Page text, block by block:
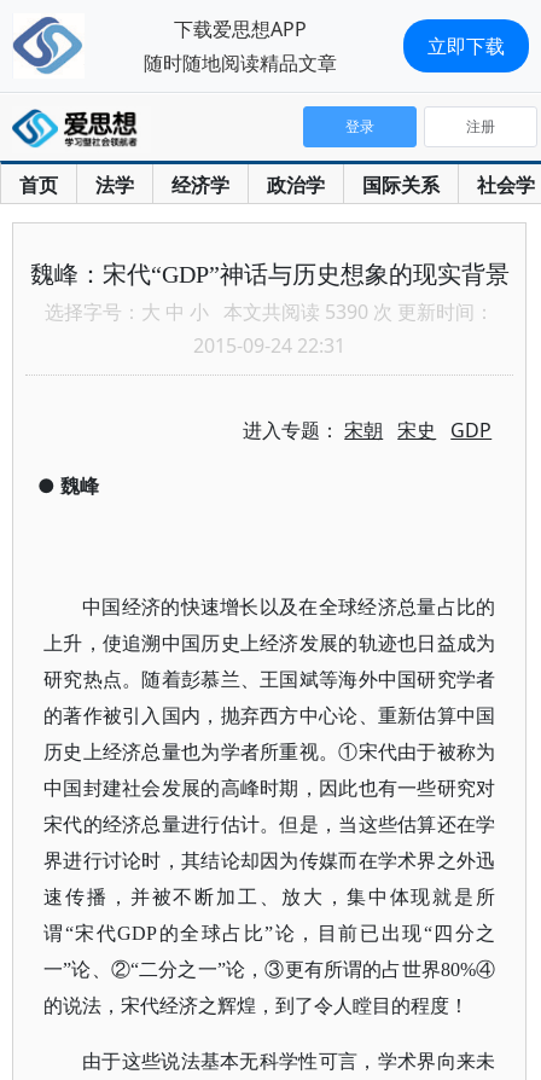
首页 法学 经济学 政治学 国际关系 社会学
登录 注册
魏峰：宋代“GDP”神话与历史想象的现实背景
选择字号： 大 中 小 本文共阅读 5390 次 更新时间：
2015-09-24 22:31
进入专题：宋朝 宋史 GDP
● 魏峰
中国经济的快速增长以及在全球经济总量占比的
上升，使追溯中国历史上经济发展的轨迹也日益成为
研究热点。随着彭慕兰、王国斌等海外中国研究学者
的著作被引入国内，抛弃西方中心论、重新估算中国
历史上经济总量也为学者所重视。①宋代由于被称为
中国封建社会发展的高峰时期，因此也有一些研究对
宋代的经济总量进行估计。但是，当这些估算还在学
界进行讨论时，其结论却因为传媒而在学术界之外迅
速传播，并被不断加工、放大，集中体现就是所
谓“宋代GDP的全球占比”论，目前已出现“四分之
一”论、②“二分之一”论，③更有所谓的占世界80%④
的说法，宋代经济之辉煌，到了令人瞠目的程度！
由于这些说法基本无科学性可言，学术界向来未
下载爱思想APP
随时随地阅读精品文章
立即下载